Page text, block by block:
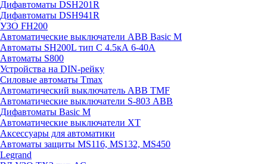
Дифавтоматы DSH201R
Дифавтоматы DSH941R
УЗО FH200
Автоматические выключатели ABB Basic M
Автоматы SH200L тип С 4.5кА 6-40А
Автоматы S800
Устройства на DIN-рейку
Силовые автоматы Tmax
Автоматический выключатель ABB TMF
Автоматические выключатели S-803 АВВ
Дифавтоматы Basic M
Автоматические выключатели XT
Аксессуары для автоматики
Автоматы защиты MS116, MS132, MS450
Legrand